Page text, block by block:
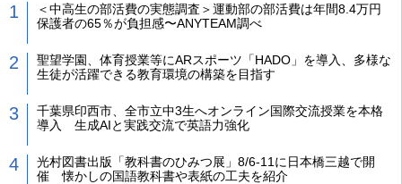
＜中高生の部活費の実態調査＞運動部の部活費は年間8.4万円
保護者の65％が負担感〜ANYTEAM調べ
聖望学園、体育授業等にARスポーツ「HADO」を導入、多様な
生徒が活躍できる教育環境の構築を目指す
千葉県印西市、全市立中3生へオンライン国際交流授業を本格
導入 生成AIと実践交流で英語力強化
光村図書出版「教科書のひみつ展」8/6-11に日本橋三越で開
催 懐かしの国語教科書や表紙の工夫を紹介